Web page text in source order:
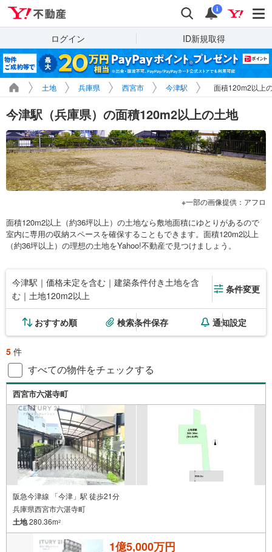
検索 通知
i
ログイン ID新規取得
土地 兵庫県 西宮市 今津駅 面積120m2以上
今津駅（兵庫県）の面積120m2以上の土地
一部の画像提供：アフロ
面積120m2以上（約36坪以上）の土地なら敷地面積にゆとりがあるので
室内に専用の収納スペースを確保することもできます。面積120m2以上
（約36坪以上）の理想の土地をYahoo!不動産で見つけましょう。
今津駅｜価格未定を含む｜建築条件付き土地を含
む｜土地120m2以上
条件変更
おすすめ順 検索条件保存 通知設定
5 件
すべての物件をチェックする
西宮市六湛寺町
阪急今津線 「今津」駅 徒歩21分
兵庫県西宮市六湛寺町
土地280.36m2
1億5,000万円